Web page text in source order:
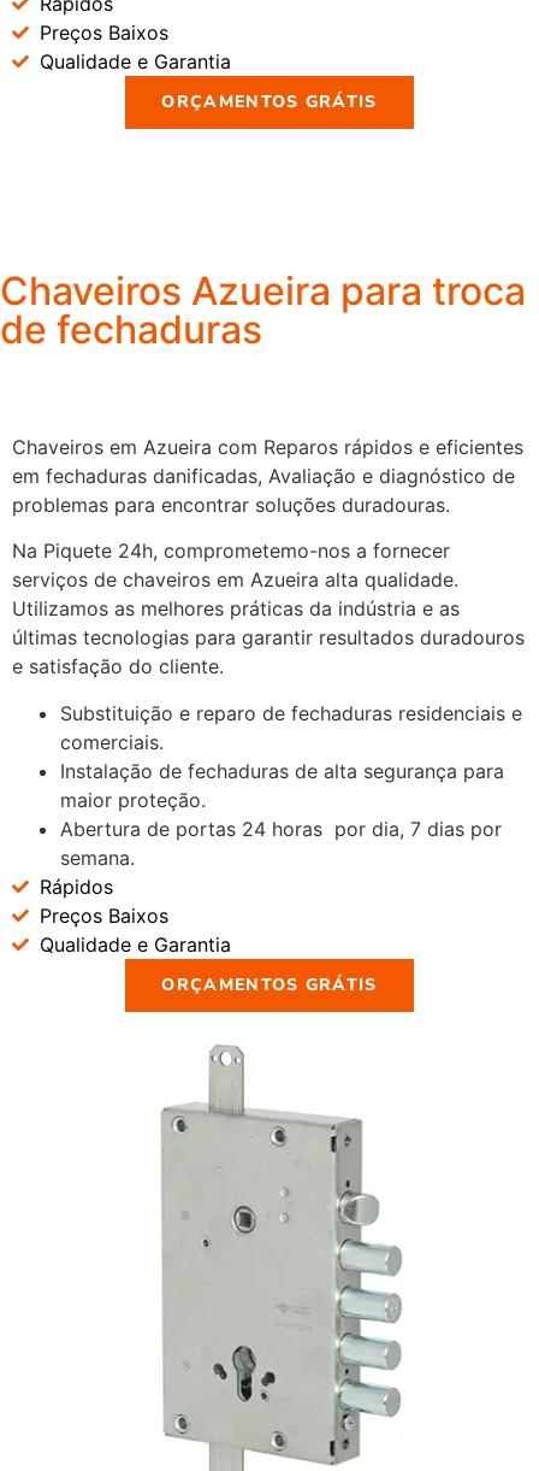
Preços Baixos
Qualidade e Garantia
ORÇAMENTOS GRÁTIS
Chaveiros Azueira para troca
de fechaduras
Chaveiros em Azueira com Reparos rápidos e eficientes
em fechaduras danificadas, Avaliação e diagnóstico de
problemas para encontrar soluções duradouras.
Na Piquete 24h, comprometemo-nos a fornecer
serviços de chaveiros em Azueira alta qualidade.
Utilizamos as melhores práticas da indústria e as
últimas tecnologias para garantir resultados duradouros
e satisfação do cliente.
Substituição e reparo de fechaduras residenciais e
comerciais.
Instalação de fechaduras de alta segurança para
maior proteção.
Abertura de portas 24 horas por dia, 7 dias por
semana.
Rápidos
Preços Baixos
Qualidade e Garantia
ORÇAMENTOS GRÁTIS